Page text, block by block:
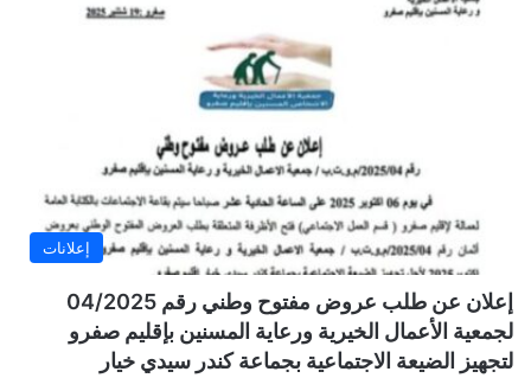
إعلانات
إعلان عن طلب عروض مفتوح وطني رقم 04/2025
لجمعية الأعمال الخيرية ورعاية المسنين بإقليم صفرو
لتجهيز الضيعة الاجتماعية بجماعة كندر سيدي خيار